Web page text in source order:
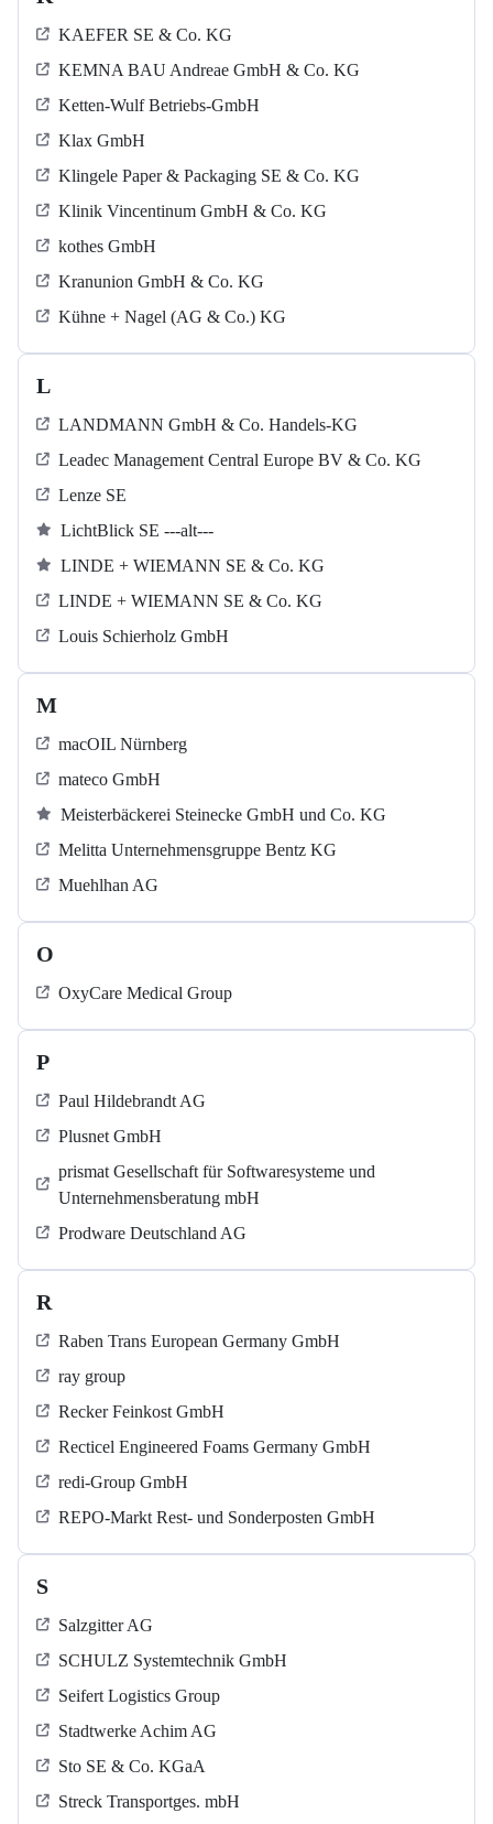
KAEFER SE & Co. KG
KEMNA BAU Andreae GmbH & Co. KG
Ketten-Wulf Betriebs-GmbH
Klax GmbH
Klingele Paper & Packaging SE & Co. KG
Klinik Vincentinum GmbH & Co. KG
kothes GmbH
Kranunion GmbH & Co. KG
Kühne + Nagel (AG & Co.) KG
L
LANDMANN GmbH & Co. Handels-KG
Leadec Management Central Europe BV & Co. KG
Lenze SE
LichtBlick SE ---alt---
LINDE + WIEMANN SE & Co. KG
LINDE + WIEMANN SE & Co. KG
Louis Schierholz GmbH
M
macOIL Nürnberg
mateco GmbH
Meisterbäckerei Steinecke GmbH und Co. KG
Melitta Unternehmensgruppe Bentz KG
Muehlhan AG
O
OxyCare Medical Group
P
Paul Hildebrandt AG
Plusnet GmbH
prismat Gesellschaft für Softwaresysteme und
Unternehmensberatung mbH
Prodware Deutschland AG
R
Raben Trans European Germany GmbH
ray group
Recker Feinkost GmbH
Recticel Engineered Foams Germany GmbH
redi-Group GmbH
REPO-Markt Rest- und Sonderposten GmbH
S
Salzgitter AG
SCHULZ Systemtechnik GmbH
Seifert Logistics Group
Stadtwerke Achim AG
Sto SE & Co. KGaA
Streck Transportges. mbH